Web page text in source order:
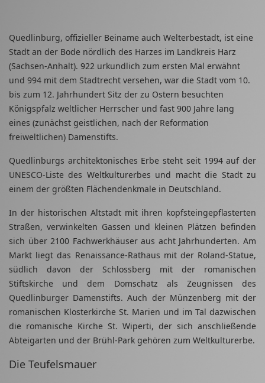
Quedlinburg, offizieller Beiname auch Welterbestadt, ist eine
Stadt an der Bode nördlich des Harzes im Landkreis Harz
(Sachsen-Anhalt). 922 urkundlich zum ersten Mal erwähnt
und 994 mit dem Stadtrecht versehen, war die Stadt vom 10.
bis zum 12. Jahrhundert Sitz der zu Ostern besuchten
Königspfalz weltlicher Herrscher und fast 900 Jahre lang
eines (zunächst geistlichen, nach der Reformation
freiweltlichen) Damenstifts.
Quedlinburgs architektonisches Erbe steht seit 1994 auf der
UNESCO-Liste des Weltkulturerbes und macht die Stadt zu
einem der größten Flächendenkmale in Deutschland.
In der historischen Altstadt mit ihren kopfsteingepflasterten
Straßen, verwinkelten Gassen und kleinen Plätzen befinden
sich über 2100 Fachwerkhäuser aus acht Jahrhunderten. Am
Markt liegt das Renaissance-Rathaus mit der Roland-Statue,
südlich davon der Schlossberg mit der romanischen
Stiftskirche und dem Domschatz als Zeugnissen des
Quedlinburger Damenstifts. Auch der Münzenberg mit der
romanischen Klosterkirche St. Marien und im Tal dazwischen
die romanische Kirche St. Wiperti, der sich anschließende
Abteigarten und der Brühl-Park gehören zum Weltkulturerbe.
Die Teufelsmauer